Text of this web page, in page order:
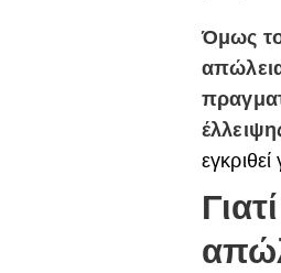
Όμως το